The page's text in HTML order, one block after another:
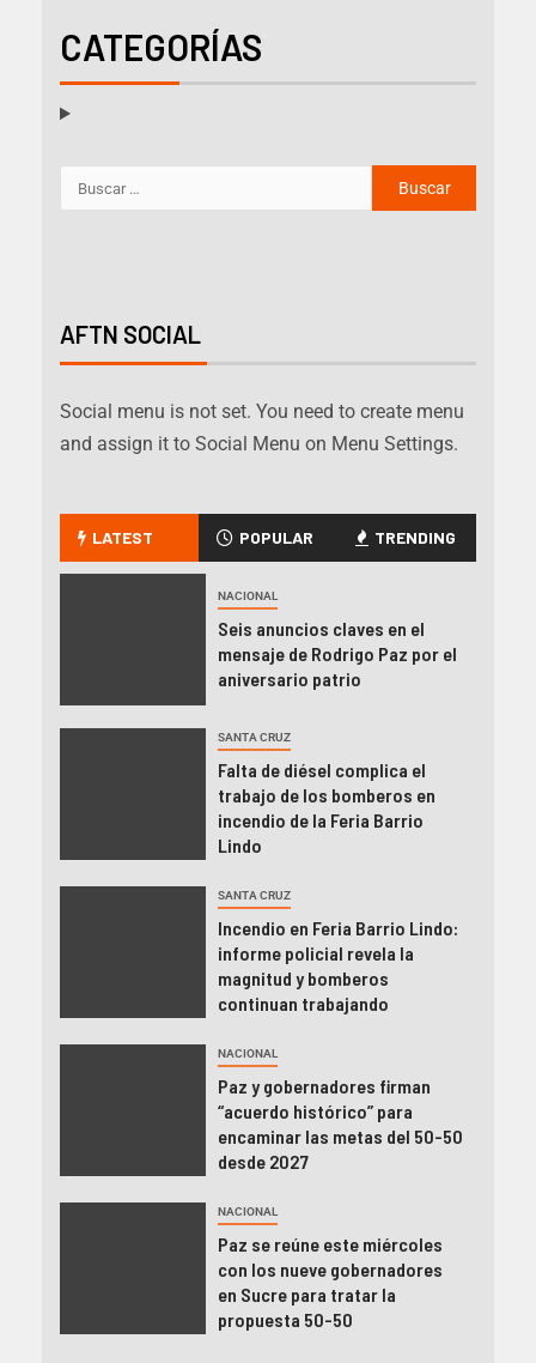
CATEGORÍAS
AFTN SOCIAL
Social menu is not set. You need to create menu
and assign it to Social Menu on Menu Settings.
LATEST POPULAR TRENDING
NACIONAL
Seis anuncios claves en el
mensaje de Rodrigo Paz por el
aniversario patrio
SANTA CRUZ
Falta de diésel complica el
trabajo de los bomberos en
incendio de la Feria Barrio
Lindo
SANTA CRUZ
Incendio en Feria Barrio Lindo:
informe policial revela la
magnitud y bomberos
continuan trabajando
NACIONAL
Paz y gobernadores firman
“acuerdo histórico” para
encaminar las metas del 50-50
desde 2027
NACIONAL
Paz se reúne este miércoles
con los nueve gobernadores
en Sucre para tratar la
propuesta 50-50